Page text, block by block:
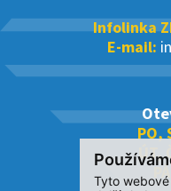
Tyto
Infolinka
E-mail:
PO,
ÚT,
PÁ